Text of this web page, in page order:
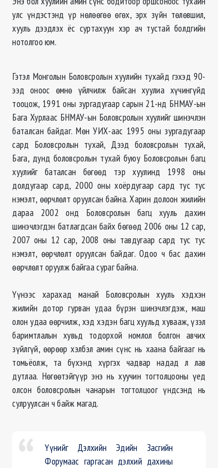
улс үндэстэнд үр нөлөөгөө өгөх, эрх зүйн төлөвшил,
хууль дээдлэх ёс суртахуун хэр ач тустай болдгийн
нотолгооюм.
Гэтэл Монголын Боловсролын хуулийн тухайд гэхэд 90-
ээд оноос өмнө үйлчилж байсан хуулиа хүчингүйд
тооцож, 1991 оны зургадугаар сарын 21-нд БНМАУ-ын
Бага Хурлаас БНМАУ-ын Боловсролын хуулийг шинэчлэн
баталсан байдаг. Мөн УИХ-аас 1995 оны зургадугаар
сард Боловсролын тухай, Дээд боловсролын тухай,
Бага, дунд боловсролын тухай буюу Боловсролын багц
хуулийг баталсан бөгөөд тэрхуулинд 1998 оны
долдугаар сард, 2000 оны хоёрдугаар сард тус тус
нэмэлт, өөрчлөлт оруулсан байна.Харин долоон жилийн
дараа 2002 онд Боловсролын багц хууль дахин
шинэчлэгдэн батлагдсан байх бөгөөд 2006 оны 12 сар,
2007 оны 12 сар, 2008 оны тавдугаар сард тус тус
нэмэлт, өөрчлөлт оруулсан байдаг. Одоо ч бас дахин
өөрчлөлт оруулж байгаа сураг байна.
Үүнээс харахад манай Боловсролын хууль хэдхэн
жилийн дотор гурван удаа бүрэн шинэчлэгдэж, маш
олон удаа өөрчилж, хэд хэдэн багц хуульд хувааж, үзэл
баримтлалын хувьд тодорхой номлол болгон авчих
зүйлгүй, өөрөөр хэлбэл амин сүнс нь хаана байгааг нь
томьёолж, та бүхэнд хүргэх чадвар надад л лав
дутлаа. Нөгөөтэйгүүр энэ нь хуучин тогтолцооны үед
олсон боловсролын чанарын тогтолцоог үндсэнд нь
сулруулсан ч байж магад.
Үүнийг Дэлхийн Эдийн Засгийн
Форумаас гаргасан дэлхий дахины